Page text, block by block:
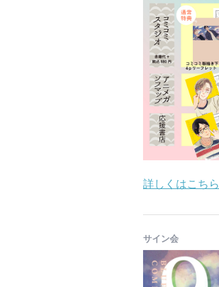
詳しくはこちら
サイン会